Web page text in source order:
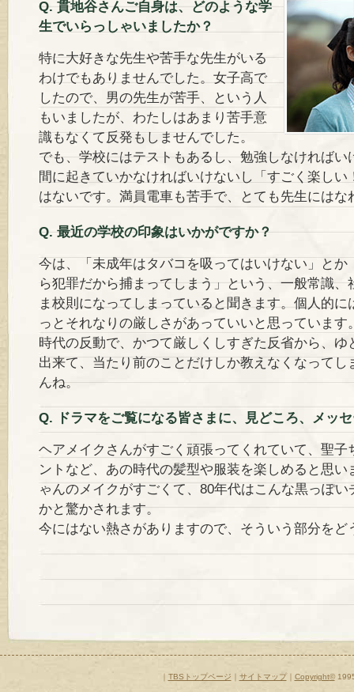
Q. 貫地谷さんご自身は、どのような学
生でいらっしゃいましたか？
特に大好きな先生や苦手な先生がいる
わけでもありませんでした。女子高で
したので、男の先生が苦手、という人
もいましたが、わたしはあまり苦手意
識もなくて反発もしませんでした。
でも、学校にはテストもあるし、勉強しなければい
間に起きていかなければいけないし「すごく楽しい
はないです。満員電車も苦手で、とても先生にはな
Q. 最近の学校の印象はいかがですか？
今は、「未成年はタバコを吸ってはいけない」とか
ら犯罪だから捕まってしまう」という、一般常識、
ま校則になってしまっていると聞きます。個人的に
っとそれなりの厳しさがあっていいと思っています
時代の反動で、かつて厳しくしすぎた反省から、ゆ
出来て、当たり前のことだけしか教えなくなってし
んね。
Q. ドラマをご覧になる皆さまに、見どころ、メッ
ヘアメイクさんがすごく頑張ってくれていて、聖子
ントなど、あの時代の髪型や服装を楽しめると思い
ゃんのメイクがすごくて、80年代はこんな黒っぽ
かと驚かされます。
今にはない熱さがありますので、そういう部分をど
｜ TBSトップページ サイトマップ｜ Copyright©